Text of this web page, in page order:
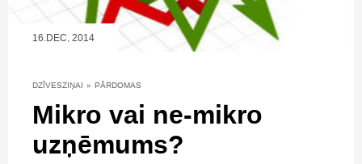
16.DEC, 2014
DZĪVESZIŅAI » PĀRDOMAS
Mikro vai ne-mikro
uzņēmums?